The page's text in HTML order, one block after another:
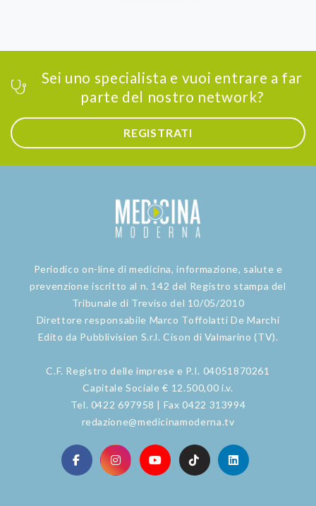
Sei uno specialista e vuoi entrare a far
parte del nostro network?
REGISTRATI
Periodico on-line di medicina, informazione, salute e
prevenzione iscritto al n. 142 del Registro stampa del
Tribunale di Treviso del 10/05/2010
Direttore responsabile Marco Toffolatti De Marchi
Edito da Pubblivision S.r.l. Cison di Valmarino (TV).
C.F. Registro delle imprese e P.I. 04051870261
Capitale Sociale € 12.500,00 i.v.
Tel. 0422 697958 | Fax 0422 313994
redazione@medicinamoderna.tv